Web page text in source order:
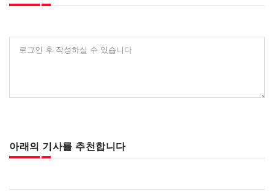
로그인 후 작성하실 수 있습니다
아래의 기사를 추천합니다